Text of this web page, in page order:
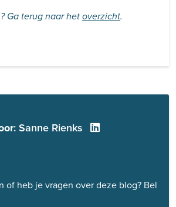
Ga terug naar het overzicht.
: Sanne Rienks
of heb je vragen over deze blog? Bel